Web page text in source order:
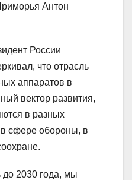
Антон
России
что отрасль
аппаратов в
вектор развития,
в разных
в сфере обороны, в
до 2030 года, мы